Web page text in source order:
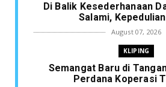
Di Balik Kesederhanaan
Salami,
August 07, 2026
KLIPING
Semangat Baru di
Perdana Koperasi